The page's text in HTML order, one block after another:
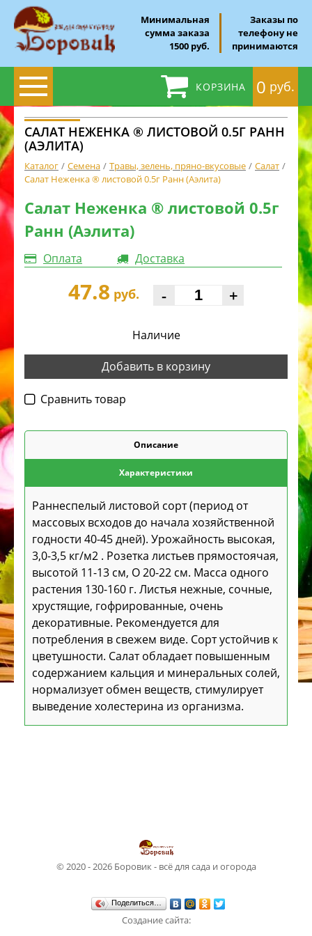
Минимальная
сумма заказа
1500 руб.
Заказы по
телефону не
принимаются
КОРЗИНА 0 руб.
САЛАТ НЕЖЕНКА ® ЛИСТОВОЙ 0.5Г РАНН
(АЭЛИТА)
Каталог Семена Травы, зелень, пряно-вкусовые
Салат
Салат Неженка ® листовой 0.5г Ранн (Аэлита)
Салат Неженка ® листовой 0.5г
Ранн (Аэлита)
Оплата Доставка
47.8 руб. - +
Наличие
Добавить в корзину
Cравнить товар
Описание
Характеристики
Раннеспелый листовой сорт (период от
массовых всходов до начала хозяйственной
годности 40-45 дней). Урожайность высокая,
3,0-3,5 кг/м2 . Розетка листьев прямостоячая,
высотой 11-13 см, O 20-22 см. Масса одного
растения 130-160 г. Листья нежные, сочные,
хрустящие, гофрированные, очень
декоративные. Рекомендуется для
потребления в свежем виде. Сорт устойчив к
цветушности. Салат обладает повышенным
содержанием кальция и минеральных солей,
нормализует обмен веществ, стимулирует
выведение холестерина из организма.
© 2020 - 2026 Боровик - всё для сада и огорода
Поделиться…
Создание сайта: